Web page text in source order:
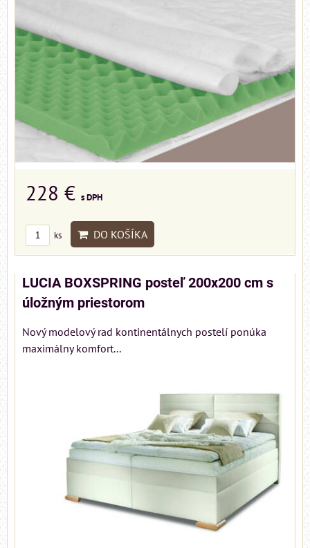
228 € s DPH
ks DO KOŠÍKA
LUCIA BOXSPRING posteľ 200x200 cm s
úložným priestorom
Nový modelový rad kontinentálnych postelí ponúka
maximálny komfort...